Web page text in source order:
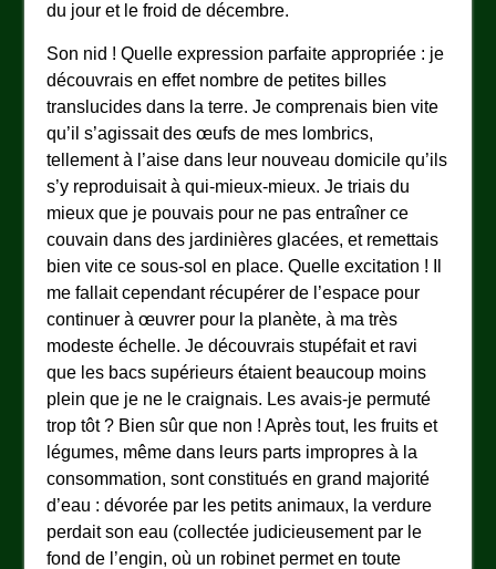
du jour et le froid de décembre.
Son nid ! Quelle expression parfaite appropriée : je
découvrais en effet nombre de petites billes
translucides dans la terre. Je comprenais bien vite
qu’il s’agissait des œufs de mes lombrics,
tellement à l’aise dans leur nouveau domicile qu’ils
s’y reproduisait à qui-mieux-mieux. Je triais du
mieux que je pouvais pour ne pas entraîner ce
couvain dans des jardinières glacées, et remettais
bien vite ce sous-sol en place. Quelle excitation ! Il
me fallait cependant récupérer de l’espace pour
continuer à œuvrer pour la planète, à ma très
modeste échelle. Je découvrais stupéfait et ravi
que les bacs supérieurs étaient beaucoup moins
plein que je ne le craignais. Les avais-je permuté
trop tôt ? Bien sûr que non ! Après tout, les fruits et
légumes, même dans leurs parts impropres à la
consommation, sont constitués en grand majorité
d’eau : dévorée par les petits animaux, la verdure
perdait son eau (collectée judicieusement par le
fond de l’engin, où un robinet permet en toute